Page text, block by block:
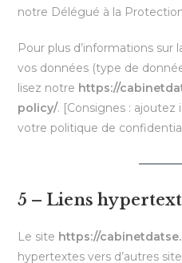
notre Délégué à la
Pour plus d’informations sur
vos données (type de
lisez notre https://
policy/. [Consignes :
votre politique de
5 – Liens
Le site https://
hypertextes vers d’autres